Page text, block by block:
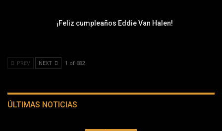
¡Feliz cumpleaños Eddie Van Halen!
PREV NEXT 1 of 682
ÚLTIMAS NOTICIAS